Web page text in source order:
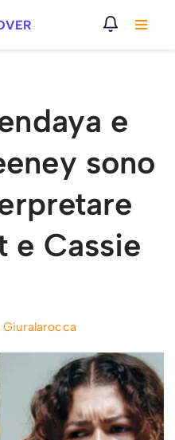
e
sono
e Cassie
Giuralarocca